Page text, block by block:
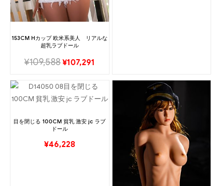
153CM Hカップ 欧米系美人 リアルな
超乳ラブドール
¥109,588 ¥107,291
目を閉じる 100CM 貧乳 激安 jc ラブ
ドール
¥46,228